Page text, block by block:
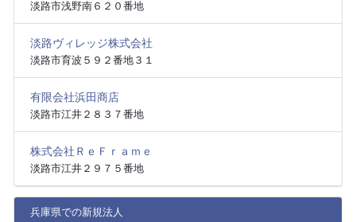
淡路市浅野南６２０番地
淡路ヴィレッジ株式会社
淡路市育波５９２番地３１
有限会社浜田商店
淡路市江井２８３７番地
株式会社ＲｅＦｒａｍｅ
淡路市江井２９７５番地
兵庫県での新規法人